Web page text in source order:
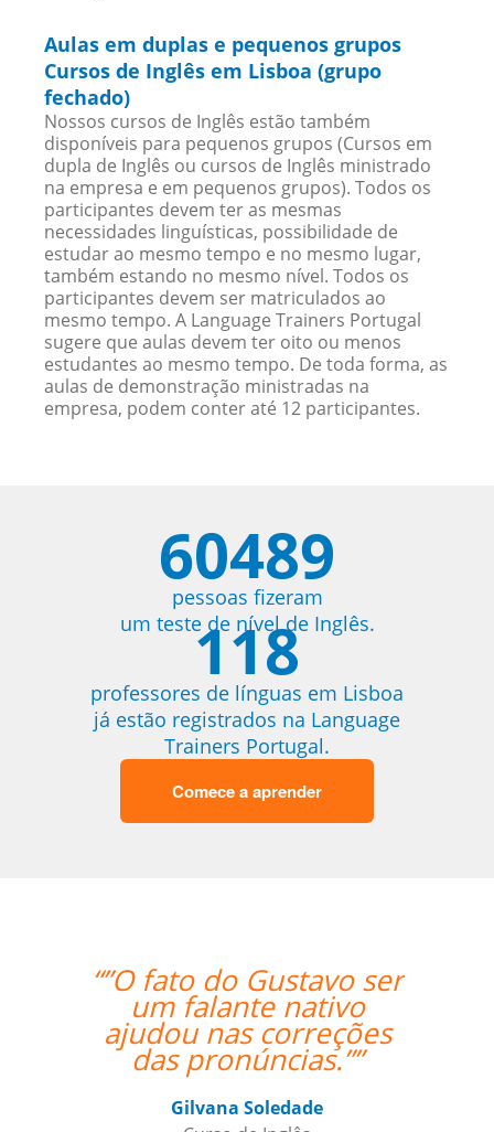
Aulas em duplas e pequenos grupos
Cursos de Inglês em Lisboa (grupo
fechado)
Nossos cursos de Inglês estão também
disponíveis para pequenos grupos (Cursos em
dupla de Inglês ou cursos de Inglês ministrado
na empresa e em pequenos grupos). Todos os
participantes devem ter as mesmas
necessidades linguísticas, possibilidade de
estudar ao mesmo tempo e no mesmo lugar,
também estando no mesmo nível. Todos os
participantes devem ser matriculados ao
mesmo tempo. A Language Trainers Portugal
sugere que aulas devem ter oito ou menos
estudantes ao mesmo tempo. De toda forma, as
aulas de demonstração ministradas na
empresa, podem conter até 12 participantes.
60489
pessoas fizeram
um teste de nível de Inglês.
118
professores de línguas em Lisboa
já estão registrados na Language
Trainers Portugal.
Comece a aprender
“”O fato do Gustavo ser
um falante nativo
ajudou nas correções
das pronúncias.””
Gilvana Soledade